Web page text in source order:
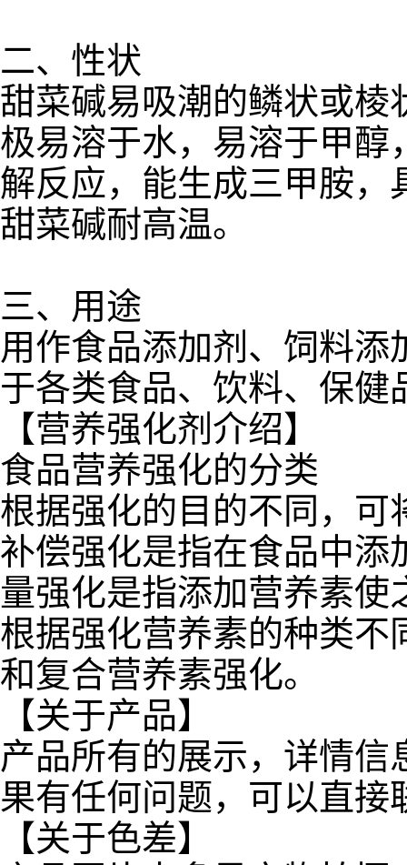
二、性状
甜菜碱易吸潮的鳞状或棱
极易溶于水，易溶于甲醇
解反应，能生成三甲胺，
甜菜碱耐高温。
三、用途
用作食品添加剂、饲料
于各类食品、饮料、保
【营养强化剂介绍】
食品营养强化的分类
根据强化的目的不同，可
补偿强化是指在食品中
量强化是指添加营养素
根据强化营养素的种类不
和复合营养素强化。
【关于产品】
产品所有的展示，详情
果有任何问题，可以直接
【关于色差】